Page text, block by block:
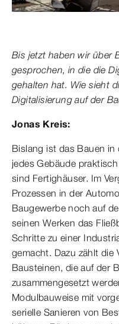
Bis jetzt haben wir über
gesprochen, in die die
gehalten hat. Wie sieht
Digitalisierung auf der
Jonas Kreis:
Bislang ist das Bauen in
jedes Gebäude
sind Fertighäuser. Im
Prozessen in der
Baugewerbe noch auf
seinen Werken das
Schritte zu einer
gemacht. Dazu zählt die
Bausteinen, die auf der
zusammengesetzt
Modulbauweise mit
serielle Sanieren von